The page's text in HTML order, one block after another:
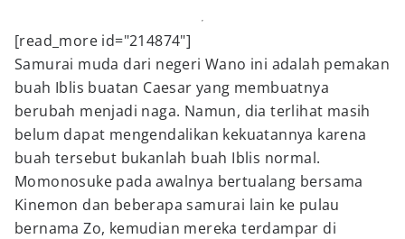
[read_more id="214874"]
Samurai muda dari negeri Wano ini adalah pemakan
buah Iblis buatan Caesar yang membuatnya
berubah menjadi naga. Namun, dia terlihat masih
belum dapat mengendalikan kekuatannya karena
buah tersebut bukanlah buah Iblis normal.
Momonosuke pada awalnya bertualang bersama
Kinemon dan beberapa samurai lain ke pulau
bernama Zo, kemudian mereka terdampar di